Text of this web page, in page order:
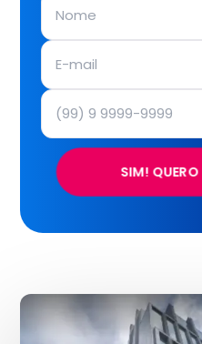
SIM! QUERO